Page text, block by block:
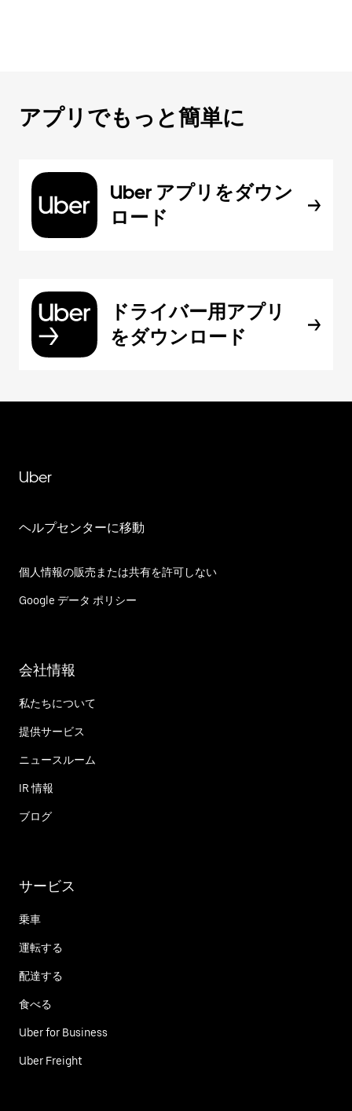
アプリでもっと簡単に
Uber アプリをダウン
ロード
ドライバー用アプリ
をダウンロード
Uber
ヘルプセンターに移動
個人情報の販売または共有を許可しない
Google データ ポリシー
会社情報
私たちについて
提供サービス
ニュースルーム
IR 情報
ブログ
サービス
乗車
運転する
配達する
食べる
Uber for Business
Uber Freight